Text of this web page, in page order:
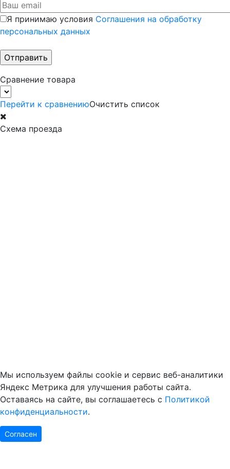
Я принимаю условия Соглашения на обработку
персональных данных
Сравнение товара
Перейти к сравнениюОчистить список
Схема проезда
Мы используем файлы cookie и сервис веб-аналитики
Яндекс Метрика для улучшения работы сайта.
Оставаясь на сайте, вы соглашаетесь с Политикой
конфиденциальности.
Согласен